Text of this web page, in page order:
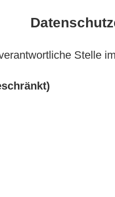
Stelle